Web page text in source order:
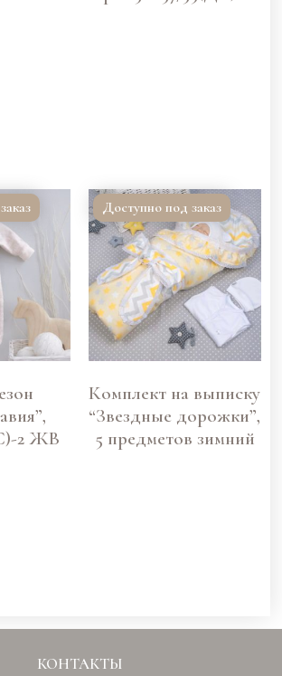
2 ЖВ
Доступно под заказ
Комплект на выписку
“Звездные дорожки”,
5 предметов зимний
КОНТАКТЫ